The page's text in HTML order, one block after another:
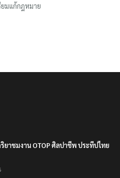
ยมแก้กฎหมาย
ริยาชมงาน OTOP ศิลปาชีพ ประทีปไทย